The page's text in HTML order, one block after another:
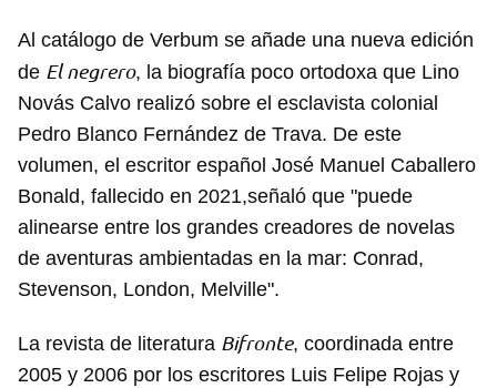
Al catálogo de Verbum se añade una nueva edición
de El negrero, la biografía poco ortodoxa que Lino
Novás Calvo realizó sobre el esclavista colonial
Pedro Blanco Fernández de Trava. De este
volumen, el escritor español José Manuel Caballero
Bonald, fallecido en 2021,señaló que "puede
alinearse entre los grandes creadores de novelas
de aventuras ambientadas en la mar: Conrad,
Stevenson, London, Melville".
La revista de literatura Bifronte, coordinada entre
2005 y 2006 por los escritores Luis Felipe Rojas y